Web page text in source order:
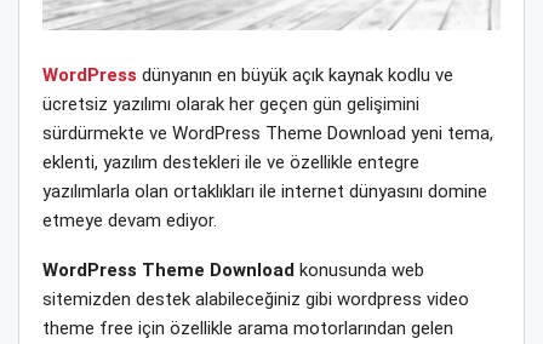
WordPress dünyanın en büyük açık kaynak kodlu ve
ücretsiz yazılımı olarak her geçen gün gelişimini
sürdürmekte ve WordPress Theme Download yeni tema,
eklenti, yazılım destekleri ile ve özellikle entegre
yazılımlarla olan ortaklıkları ile internet dünyasını domine
etmeye devam ediyor.
WordPress Theme Download konusunda web
sitemizden destek alabileceğiniz gibi wordpress video
theme free için özellikle arama motorlarından gelen